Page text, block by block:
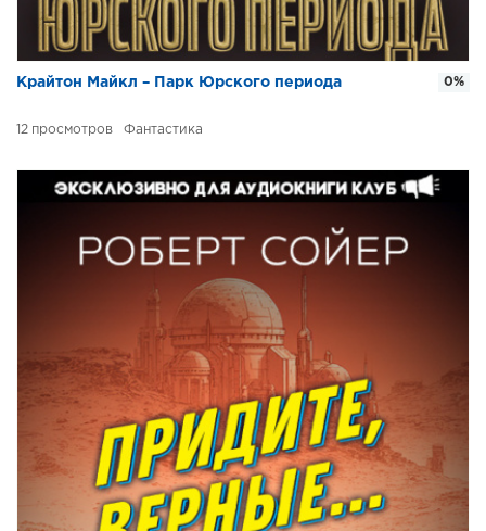
Крайтон Майкл – Парк Юрского периода
12 Фантастика
0%